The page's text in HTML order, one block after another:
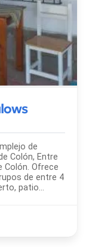
de
Colón, Entre
Colón. Ofrece
de entre 4
patio